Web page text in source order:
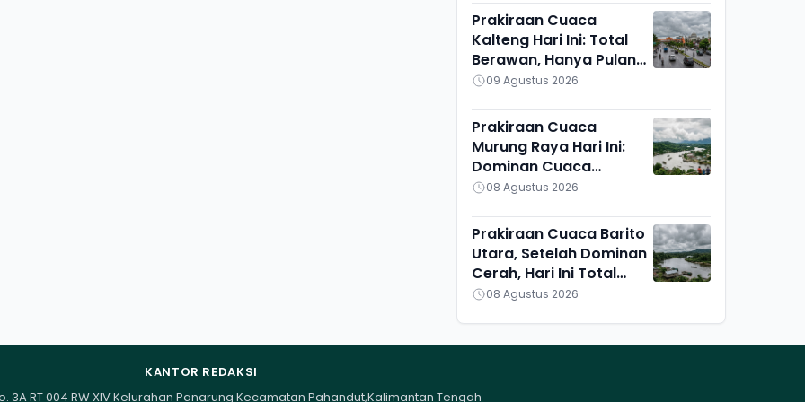
Prakiraan Cuaca
Kalteng Hari Ini: Total
Berawan, Hanya Pulang
Pisau yang Berbeda
09 Agustus 2026
Prakiraan Cuaca
Murung Raya Hari Ini:
Dominan Cuaca
Berawan, Suhu Udara
08 Agustus 2026
Prakiraan Cuaca Barito
Utara, Setelah Dominan
Cerah, Hari Ini Total
Berawan, Suhu Udara
08 Agustus 2026
KANTOR REDAKSI
3A RT 004 RW XIV Kelurahan Panarung Kecamatan Pahandut,Kalimantan Tengah